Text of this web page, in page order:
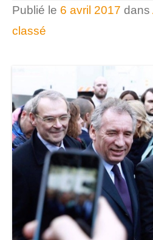
Publié le 6 avril 2017 dans
classé